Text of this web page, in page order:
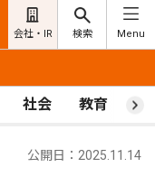
会社・IR 検索 Menu
社会 教育 ス
公開日：2025.11.14